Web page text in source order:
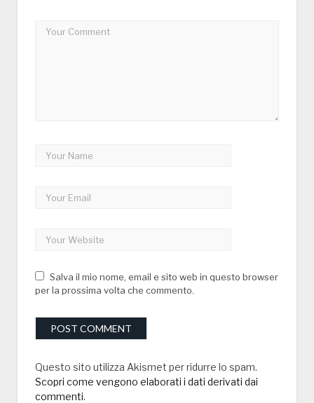
Salva il mio nome, email e sito web in questo browser
per la prossima volta che commento.
Questo sito utilizza Akismet per ridurre lo spam.
Scopri come vengono elaborati i dati derivati dai
commenti.